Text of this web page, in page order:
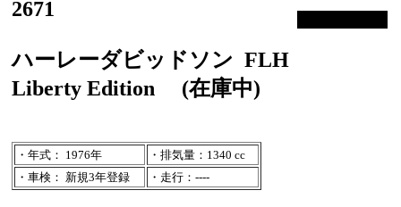
2671
ハーレーダビッドソン FLH
Liberty Edition
(在庫中)
・年式： 1976年
・排気量：1340 cc
・車検： 新規3年登録
・走行：----